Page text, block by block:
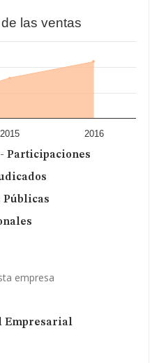
las ventas
2015 2016
Participaciones
Públicas
empresa
Empresarial